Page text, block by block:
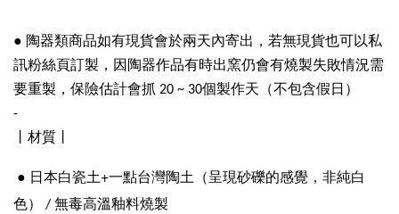
● 陶器類商品如有現貨會於兩天內寄出，若無現貨也可以私
訊粉絲頁訂製，因陶器作品有時出窯仍會有燒製失敗情況需
要重製，保險估計會抓 20 ~ 30個製作天（不包含假日）
-
丨材質丨
● 日本白瓷土+一點台灣陶土（呈現砂礫的感覺，非純白
色）
/ 無毒高溫釉料燒製